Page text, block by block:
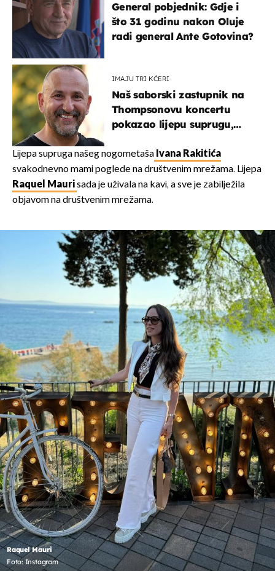
General pobjednik: Gdje i
što 31 godinu nakon Oluje
radi general Ante Gotovina?
IMAJU TRI KĆERI
Naš saborski zastupnik na
Thompsonovu koncertu
pokazao lijepu suprugu,
javnost
Lijepa supruga našeg nogometaša Ivana Rakitića
svakodnevno mami poglede na društvenim mrežama. Lijepa
Raquel Maurisada je uživala na kavi, a sve je zabilježila
objavom na društvenim mrežama.
Raquel Mauri
Foto: Instagram